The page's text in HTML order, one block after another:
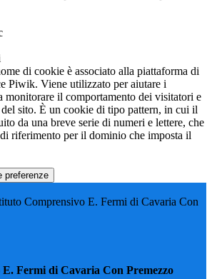
di cookie è associato alla piattaforma di
Piwik. Viene utilizzato per aiutare i
monitorare il comportamento dei visitatori e
sito. È un cookie di tipo pattern, in cui il
da una breve serie di numeri e lettere, che
riferimento per il dominio che imposta il
preferenze
Comprensivo E. Fermi di Cavaria Con
Fermi di Cavaria Con Premezzo